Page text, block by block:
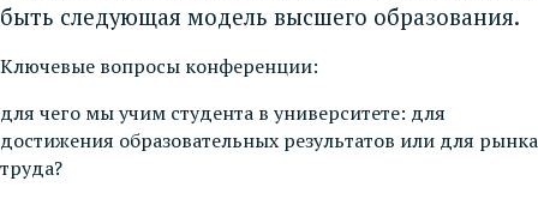
быть следующая модель высшего образования.
Ключевые вопросы конференции:
для чего мы учим студента в университете: для
достижения образовательных результатов или для рынка
труда?